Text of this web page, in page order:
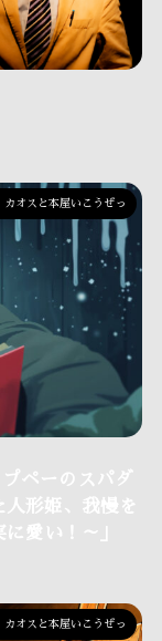
カオスと本屋いこうぜっ
ペーのスパダ
形姫、我慢を
愛い！～」
カオスと本屋いこうぜっ